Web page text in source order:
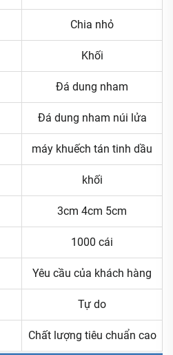
Chia nhỏ
Khối
Đá dung nham
Đá dung nham núi lửa
máy khuếch tán tinh dầu
khối
3cm 4cm 5cm
1000 cái
Yêu cầu của khách hàng
Tự do
Chất lượng tiêu chuẩn cao